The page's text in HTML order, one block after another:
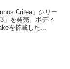
Critea」シリー
」を発売。ボディ
を搭載した...